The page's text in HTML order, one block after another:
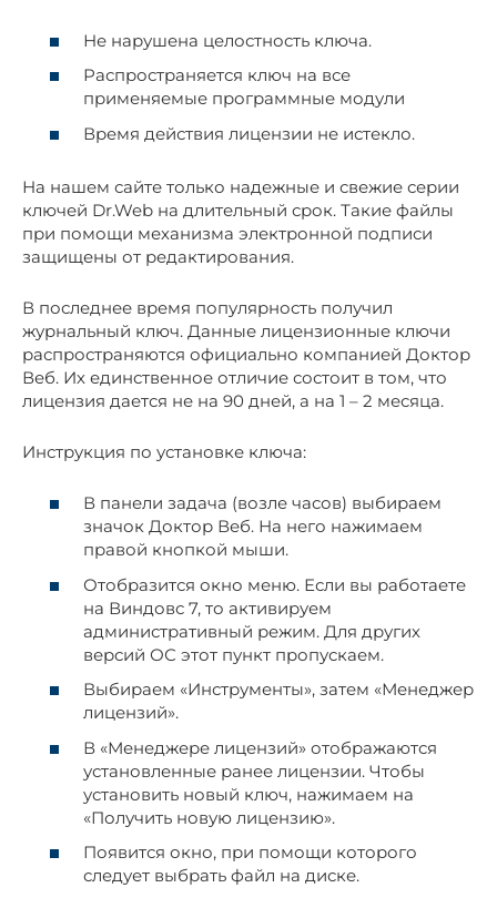
Не нарушена целостность ключа.
Распространяется ключ на все
применяемые программные модули
Время действия лицензии не истекло.
На нашем сайте только надежные и свежие серии
ключей Dr.Web на длительный срок. Такие файлы
при помощи механизма электронной подписи
защищены от редактирования.
В последнее время популярность получил
журнальный ключ. Данные лицензионные ключи
распространяются официально компанией Доктор
Веб. Их единственное отличие состоит в том, что
лицензия дается не на 90 дней, а на 1 – 2 месяца.
Инструкция по установке ключа:
В панели задача (возле часов) выбираем
значок Доктор Веб. На него нажимаем
правой кнопкой мыши.
Отобразится окно меню. Если вы работаете
на Виндовс 7, то активируем
административный режим. Для других
версий ОС этот пункт пропускаем.
Выбираем «Инструменты», затем «Менеджер
лицензий».
В «Менеджере лицензий» отображаются
установленные ранее лицензии. Чтобы
установить новый ключ, нажимаем на
«Получить новую лицензию».
Появится окно, при помощи которого
следует выбрать файл на диске.